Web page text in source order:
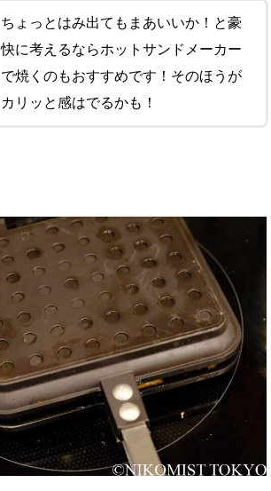
ちょっとはみ出てもまあいいか！と豪
快に考えるならホットサンドメーカー
で焼くのもおすすめです！そのほうが
カリッと感はでるかも！